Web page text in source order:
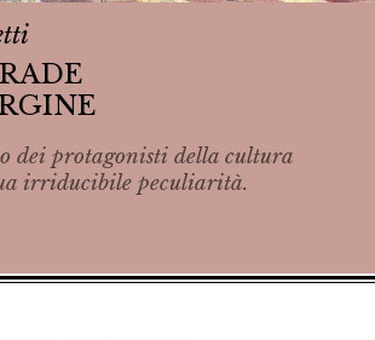
dei protagonisti della cultura
irriducibile peculiarità.